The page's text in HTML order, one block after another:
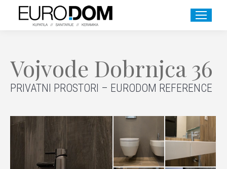
Vojvode Dobrnjca 36
PRIVATNI PROSTORI – EURODOM REFERENCE